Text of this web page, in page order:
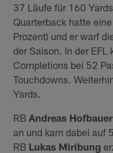
37 Läufe für 160
Quarterback hatte
Prozent) und er warf
der Saison. In der
Completions bei 52
Touchdowns.
Yards.
RB Andreas Hofbauer
an und kam dabei auf
RB Lukas Miribung